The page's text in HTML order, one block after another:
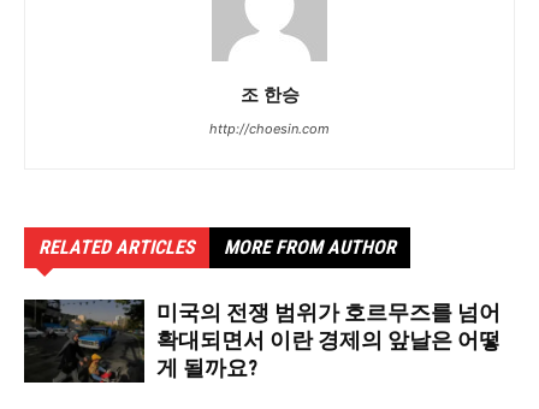
조 한승
http://choesin.com
RELATED ARTICLES MORE FROM AUTHOR
미국의 전쟁 범위가 호르무즈를 넘어
확대되면서 이란 경제의 앞날은 어떻
게 될까요?